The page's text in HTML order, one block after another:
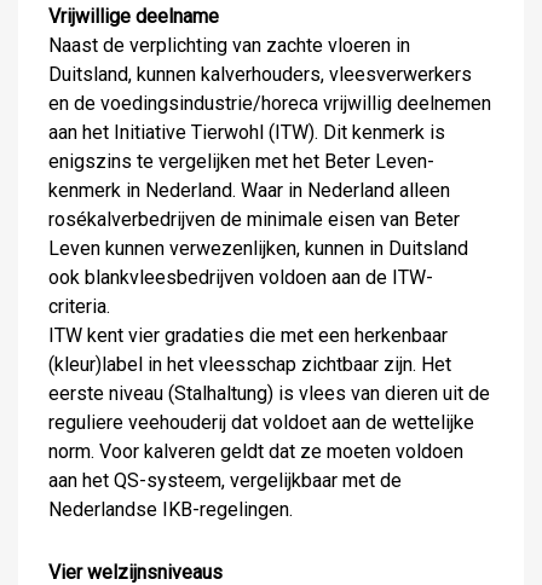
Vrijwillige deelname
Naast de verplichting van zachte vloeren in
Duitsland, kunnen kalverhouders, vleesverwerkers
en de voedingsindustrie/horeca vrijwillig deelnemen
aan het Initiative Tierwohl (ITW). Dit kenmerk is
enigszins te vergelijken met het Beter Leven-
kenmerk in Nederland. Waar in Nederland alleen
rosékalverbedrijven de minimale eisen van Beter
Leven kunnen verwezenlijken, kunnen in Duitsland
ook blankvleesbedrijven voldoen aan de ITW-
criteria.
ITW kent vier gradaties die met een herkenbaar
(kleur)label in het vleesschap zichtbaar zijn. Het
eerste niveau (Stalhaltung) is vlees van dieren uit de
reguliere veehouderij dat voldoet aan de wettelijke
norm. Voor kalveren geldt dat ze moeten voldoen
aan het QS-systeem, vergelijkbaar met de
Nederlandse IKB-regelingen.
Vier welzijnsniveaus